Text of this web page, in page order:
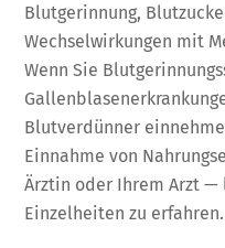
Blutgerinnung,
Wechselwirkungen mit
Wenn Sie
Blutverdünner
Einnahme von
Ärztin oder Ihrem Arzt —
Einzelheiten zu erfahren.